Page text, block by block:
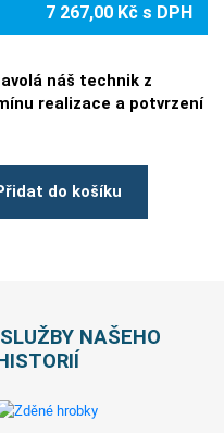
7 267,00 Kč s DPH
náš technik z
realizace a potvrzení
do košíku
NAŠEHO